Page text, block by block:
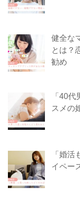
健全な
とは？
勧め
「40
スメの
「婚
イペー